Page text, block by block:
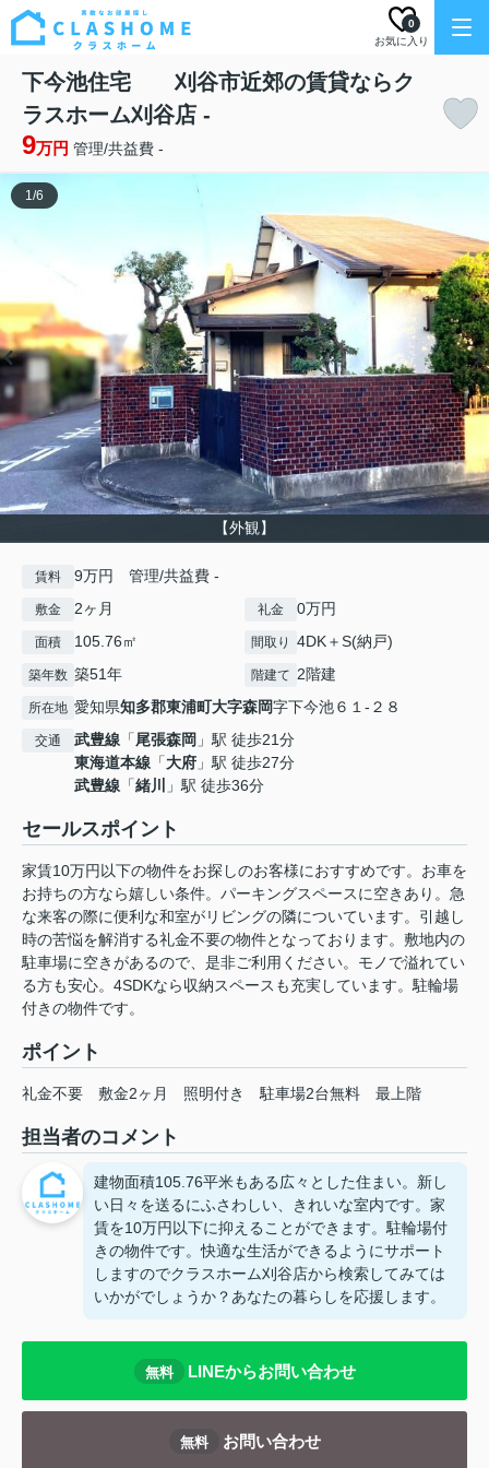
お気に入り
0
下今池住宅 刈谷市近郊の賃貸ならク
ラスホーム刈谷店 -
9万円 管理/共益費 -
【外観】
1/6
賃料 9万円 管理/共益費 -
敷金 2ヶ月 礼金 0万円
面積 105.76㎡ 間取り 4DK＋S(納戸)
築年数 築51年 階建て 2階建
所在地 愛知県知多郡東浦町大字森岡字下今池６１-２８
交通 武豊線 「尾張森岡 」駅 徒歩21分
東海道本線 「大府 」駅 徒歩27分
武豊線 「緒川 」駅 徒歩36分
セールスポイント
家賃10万円以下の物件をお探しのお客様におすすめです。お車を
お持ちの方なら嬉しい条件。パーキングスペースに空きあり。急
な来客の際に便利な和室がリビングの隣についています。引越し
時の苦悩を解消する礼金不要の物件となっております。敷地内の
駐車場に空きがあるので、是非ご利用ください。モノで溢れてい
る方も安心。4SDKなら収納スペースも充実しています。駐輪場
付きの物件です。
ポイント
礼金不要 敷金2ヶ月 照明付き 駐車場2台無料 最上階
担当者のコメント
建物面積105.76平米もある広々とした住まい。新し
い日々を送るにふさわしい、きれいな室内です。家
賃を10万円以下に抑えることができます。駐輪場付
きの物件です。快適な生活ができるようにサポート
しますのでクラスホーム刈谷店から検索してみては
いかがでしょうか？あなたの暮らしを応援します。
無料 LINEからお問い合わせ
無料 お問い合わせ